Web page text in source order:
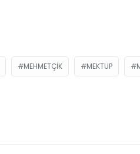
MEHMETÇIK MEKTUP